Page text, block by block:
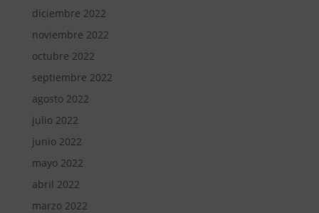
diciembre 2022
noviembre 2022
octubre 2022
septiembre 2022
agosto 2022
julio 2022
junio 2022
mayo 2022
abril 2022
marzo 2022